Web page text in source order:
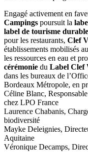
Engagé activement en
Campings poursuit la
label de tourisme durable
pour les restaurants, Clef
établissements mobilisés
les ressources en eau et
cérémonie du Label Clef
dans les bureaux de
Bordeaux Métropole, en
Céline Blanc,
chez LPO France
Laurence Chabanis,
biodiversité
Mayke Deleignies,
Aquitaine
Véronique Decamps,